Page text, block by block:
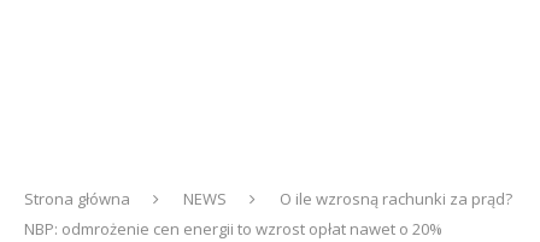
Strona główna NEWS
O ile wzrosną rachunki za prąd?
NBP: odmrożenie cen energii to wzrost opłat nawet o 20%